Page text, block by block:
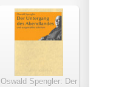
Oswald Spengler: Der